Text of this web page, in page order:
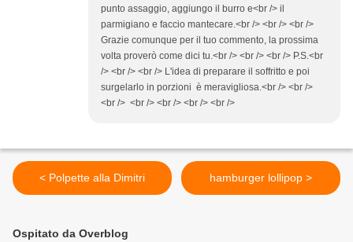
punto assaggio, aggiungo il burro e<br /> il
parmigiano e faccio mantecare.<br /> <br /> <br />
Grazie comunque per il tuo commento, la prossima
volta proverò come dici tu.<br /> <br /> <br /> P.S.<br
/> <br /> <br /> L'idea di preparare il soffritto e poi
surgelarlo in porzioni è meravigliosa.<br /> <br />
<br /> <br /> <br /> <br /> <br />
< Polpette alla Dimitri hamburger lollipop >
Ospitato da Overblog